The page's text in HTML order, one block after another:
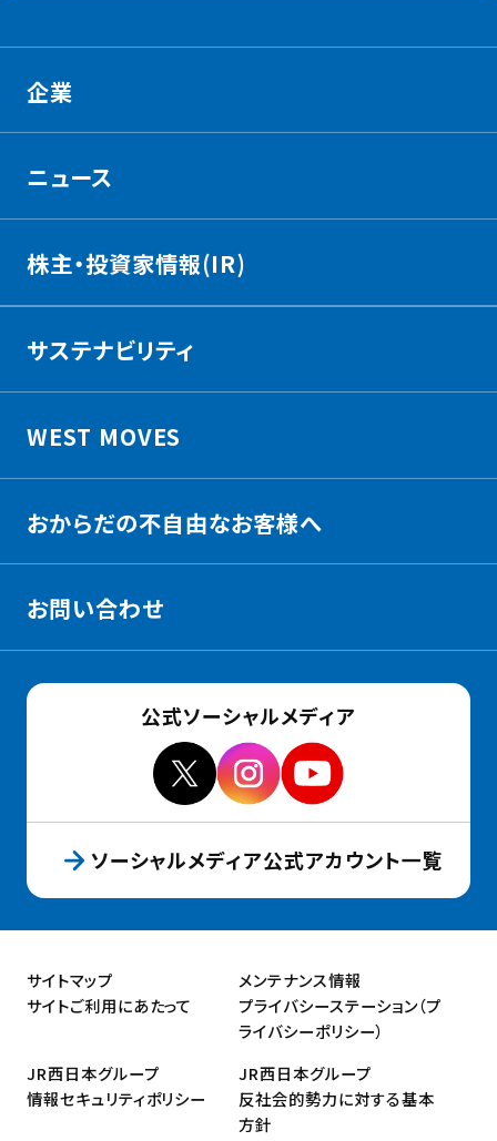
企業
ニュース
株主・投資家情報(IR)
サステナビリティ
WEST MOVES
おからだの不自由なお客様へ
お問い合わせ
公式ソーシャルメディア
ソーシャルメディア公式アカウント一覧
サイトマップ
メンテナンス情報
サイトご利用にあたって
プライバシーステーション（プ
ライバシーポリシー）
JR西日本グループ
情報セキュリティポリシー
JR西日本グループ
反社会的勢力に対する基本
方針